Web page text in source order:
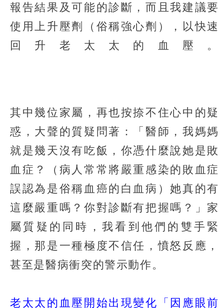
報告結果及可能的診斷，而且我建議要
使用上升壓劑（俗稱強心劑），以快速
回升老太太的血壓。
其中幾位家屬，再也按捺不住心中的疑
惑，大聲的質疑問著：「醫師，我媽媽
就是幾天沒有吃飯，你憑什麼說她是敗
血症？（病人常常將嚴重感染的敗血症
誤認為是俗稱血癌的白血病）她真的有
這麼嚴重嗎？你對診斷有把握嗎？」家
屬質疑的同時，我看到他們的雙手緊
握，那是一種極度不信任，憤怒反應，
甚至是醫病衝突的警示動作。
老太太的血壓開始出現變化「因應眼前